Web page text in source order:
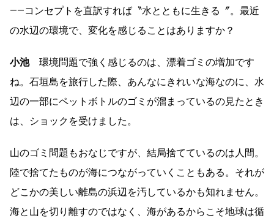
――コンセプトを直訳すれば〝水とともに生きる〞。最近
の水辺の環境で、変化を感じることはありますか？
小池環境問題で強く感じるのは、漂着ゴミの増加です
ね。石垣島を旅行した際、あんなにきれいな海なのに、水
辺の一部にペットボトルのゴミが溜まっているの見たとき
は、ショックを受けました。
山のゴミ問題もおなじですが、結局捨てているのは人間。
陸で捨てたものが海につながっていくこともある。それが
どこかの美しい離島の浜辺を汚しているかも知れません。
海と山を切り離すのではなく、海があるからこそ地球は循